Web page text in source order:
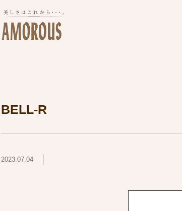
BELL-R
2023.07.04